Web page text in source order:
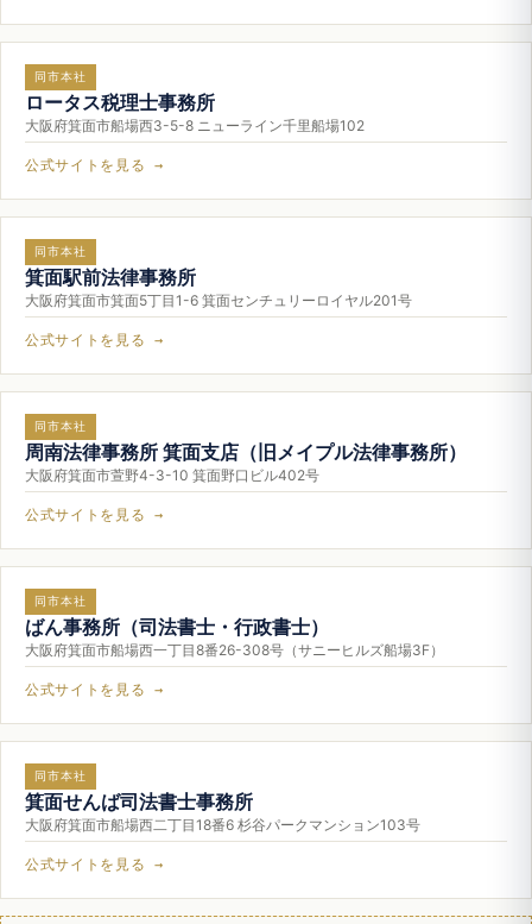
同市本社
ロータス税理士事務所
大阪府箕面市船場西3-5-8 ニューライン千里船場102
公式サイトを見る →
同市本社
箕面駅前法律事務所
大阪府箕面市箕面5丁目1-6 箕面センチュリーロイヤル201号
公式サイトを見る →
同市本社
周南法律事務所 箕面支店（旧メイプル法律事務所）
大阪府箕面市萱野4-3-10 箕面野口ビル402号
公式サイトを見る →
同市本社
ばん事務所（司法書士・行政書士）
大阪府箕面市船場西一丁目8番26-308号（サニーヒルズ船場3F）
公式サイトを見る →
同市本社
箕面せんば司法書士事務所
大阪府箕面市船場西二丁目18番6 杉谷パークマンション103号
公式サイトを見る →